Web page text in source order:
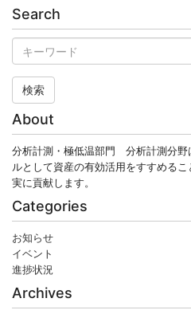
Search
検索
About
分析計測・極低温部門 分析計測分野
ルとして資産の有効活用をすすめる
実に貢献します。
Categories
お知らせ
イベント
進捗状況
Archives